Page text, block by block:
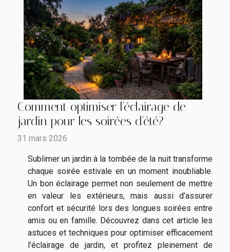
Comment optimiser l'éclairage de
jardin pour les soirées d'été?
31 mars 2026
Sublimer un jardin à la tombée de la nuit transforme
chaque soirée estivale en un moment inoubliable.
Un bon éclairage permet non seulement de mettre
en valeur les extérieurs, mais aussi d’assurer
confort et sécurité lors des longues soirées entre
amis ou en famille. Découvrez dans cet article les
astuces et techniques pour optimiser efficacement
l’éclairage de jardin, et profitez pleinement de